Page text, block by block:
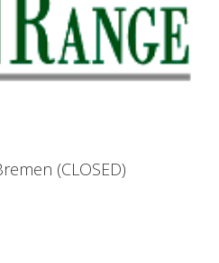
(CLOSED)